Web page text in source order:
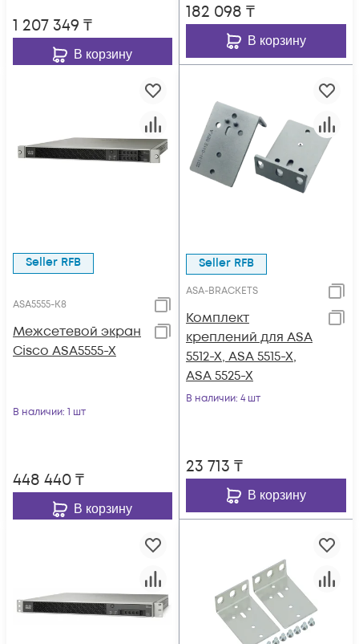
1 207 349 ₸
В корзину
182 098 ₸
В корзину
Seller RFB
ASA5555-K8
Межсетевой экран
Cisco ASA5555-X
В наличии: 1 шт
448 440₸
В корзину
Seller RFB
ASA-BRACKETS
Комплект
креплений для ASA
5512-X, ASA 5515-X,
ASA 5525-X
В наличии: 4 шт
23 713 ₸
В корзину